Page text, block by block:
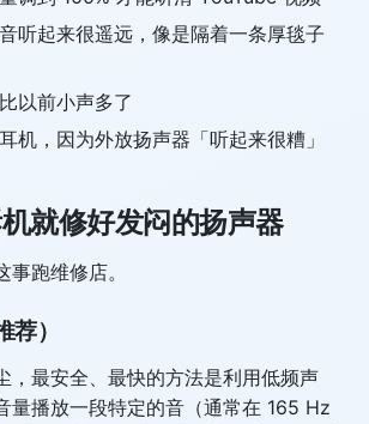
听起来很遥远，像是隔着一条厚毯子
以前小声多了
机，因为外放扬声器「听起来很糟」
就修好发闷的扬声器
跑维修店。
）
，最安全、最快的方法是利用低频声
量播放一段特定的音（通常在 165 Hz